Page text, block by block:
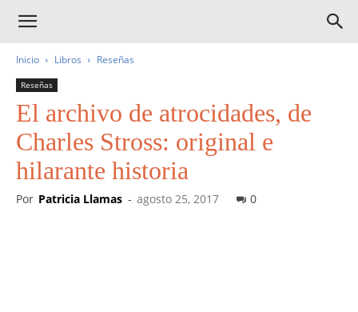
Inicio Libros Reseñas
Reseñas
El archivo de atrocidades, de
Charles Stross: original e
hilarante historia
Por Patricia Llamas - agosto 25, 2017 0